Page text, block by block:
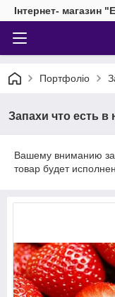
Інтернет- магазин
Портфоліо
Запахи что есть в
Вашему вниманию
товар будет